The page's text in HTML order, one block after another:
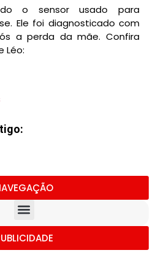
o sensor usado para
Ele foi diagnosticado com
a perda da mãe. Confira
Léo: